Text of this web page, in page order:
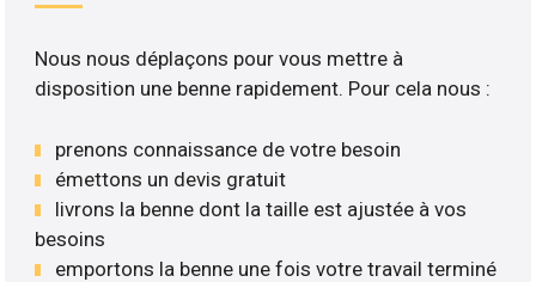
Nous nous déplaçons pour vous mettre à
disposition une benne rapidement. Pour cela nous :
prenons connaissance de votre besoin
émettons un devis gratuit
livrons la benne dont la taille est ajustée à vos
besoins
emportons la benne une fois votre travail terminé